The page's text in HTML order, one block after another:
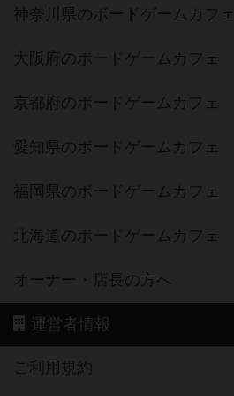
神奈川県のボードゲームカフェ
大阪府のボードゲームカフェ
京都府のボードゲームカフェ
愛知県のボードゲームカフェ
福岡県のボードゲームカフェ
北海道のボードゲームカフェ
オーナー・店長の方へ
運営者情報
ご利用規約